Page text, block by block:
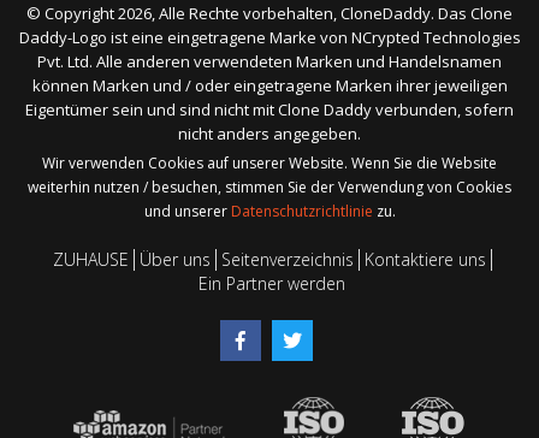
© Copyright 2026, Alle Rechte vorbehalten, CloneDaddy. Das Clone
Daddy-Logo ist eine eingetragene Marke von NCrypted Technologies
Pvt. Ltd. Alle anderen verwendeten Marken und Handelsnamen
können Marken und / oder eingetragene Marken ihrer jeweiligen
Eigentümer sein und sind nicht mit Clone Daddy verbunden, sofern
nicht anders angegeben.
Wir verwenden Cookies auf unserer Website. Wenn Sie die Website
weiterhin nutzen / besuchen, stimmen Sie der Verwendung von Cookies
und unserer Datenschutzrichtlinie zu.
ZUHAUSE Über uns Seitenverzeichnis Kontaktiere uns
Ein Partner werden